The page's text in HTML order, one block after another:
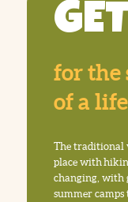
for the
of a
The traditional
place with
changing, with
summer